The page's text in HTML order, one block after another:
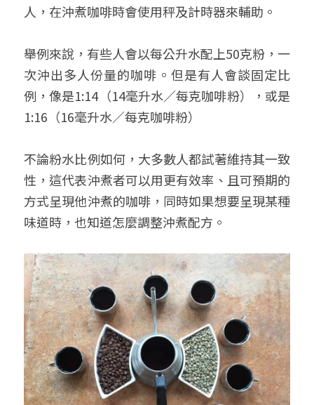
人，在沖煮咖啡時會使用秤及計時器來輔助。
舉例來說，有些人會以每公升水配上50克粉，一
次沖出多人份量的咖啡。但是有人會談固定比
例，像是1:14（14毫升水／每克咖啡粉），或是
1:16（16毫升水／每克咖啡粉）
不論粉水比例如何，大多數人都試著維持其一致
性，這代表沖煮者可以用更有效率、且可預期的
方式呈現他沖煮的咖啡，同時如果想要呈現某種
味道時，也知道怎麼調整沖煮配方。